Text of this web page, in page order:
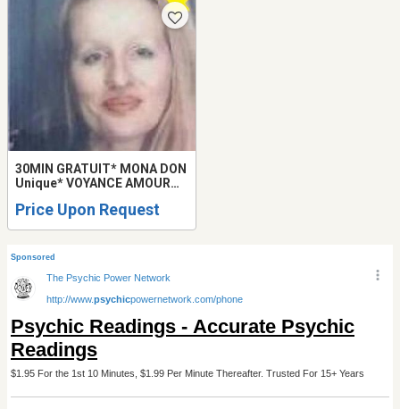
30MIN GRATUIT* MONA DON
Unique* VOYANCE AMOUR
MEDIUM Montréal LOVE
Price Upon Request